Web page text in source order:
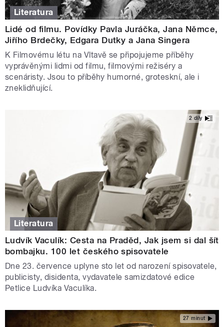
Literatura
Lidé od filmu. Povídky Pavla Juráčka, Jana Němce,
Jiřího Brdečky, Edgara Dutky a Jana Singera
K Filmovému létu na Vltavě se připojujeme příběhy
vyprávěnými lidmi od filmu, filmovými režiséry a
scenáristy. Jsou to příběhy humorné, groteskní, ale i
zneklidňující.
2 díly
Literatura
Ludvík Vaculík: Cesta na Praděd, Jak jsem si dal šít
bombajku. 100 let českého spisovatele
Dne 23. července uplyne sto let od narození spisovatele,
publicisty, disidenta, vydavatele samizdatové edice
Petlice Ludvíka Vaculíka.
27 minut